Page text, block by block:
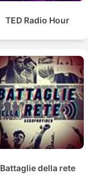
TED Radio Hour
Battaglie della rete